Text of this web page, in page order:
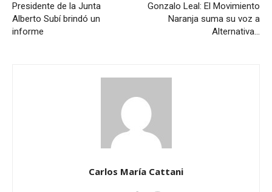
Presidente de la Junta
Alberto Subí brindó un
informe
Gonzalo Leal: El Movimiento
Naranja suma su voz a
Alternativa…
Carlos María Cattani